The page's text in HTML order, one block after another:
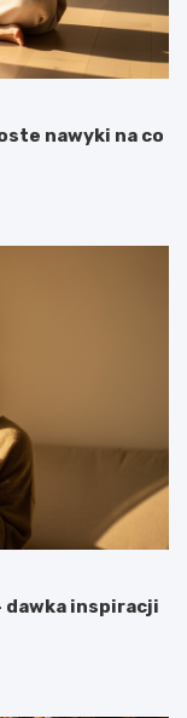
nawyki na co
dawka inspiracji